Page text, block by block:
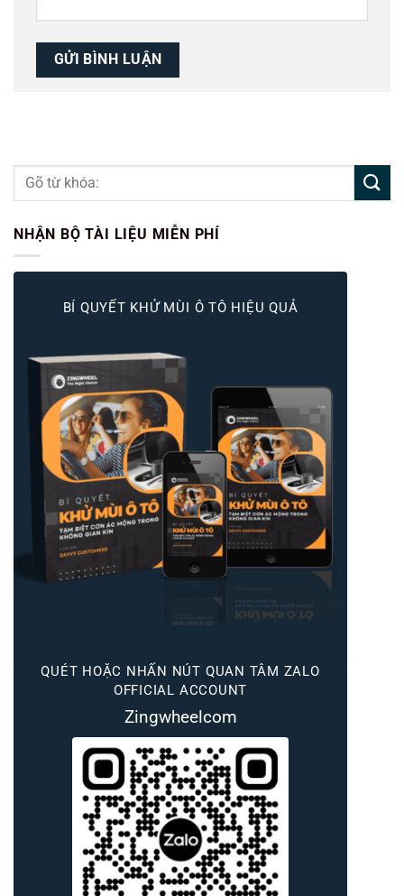
NHẬN BỘ TÀI LIỆU MIỄN PHÍ
BÍ QUYẾT KHỬ MÙI Ô TÔ HIỆU QUẢ
QUÉT HOẶC NHẤN NÚT QUAN TÂM ZALO
OFFICIAL ACCOUNT
Zingwheelcom